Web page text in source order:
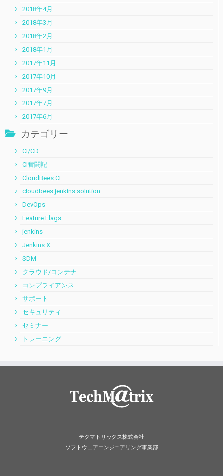
2018年4月
2018年3月
2018年2月
2018年1月
2017年11月
2017年10月
2017年9月
2017年7月
2017年6月
カテゴリー
CI/CD
CI奮闘記
CloudBees CI
cloudbees jenkins solution
DevOps
Feature Flags
jenkins
Jenkins X
SDM
クラウド/コンテナ
コンプライアンス
サポート
セキュリティ
セミナー
トレーニング
テクマトリックス株式会社
ソフトウェアエンジニアリング事業部